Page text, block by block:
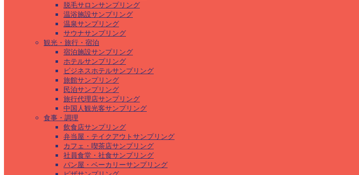
脱毛サロンサンプリング
温浴施設サンプリング
温泉サンプリング
サウナサンプリング
観光・旅行・宿泊
宿泊施設サンプリング
ホテルサンプリング
ビジネスホテルサンプリング
旅館サンプリング
民泊サンプリング
旅行代理店サンプリング
中国人観光客サンプリング
食事・調理
飲食店サンプリング
弁当屋・テイクアウトサンプリング
カフェ・喫茶店サンプリング
社員食堂・社食サンプリング
パン屋・ベーカリーサンプリング